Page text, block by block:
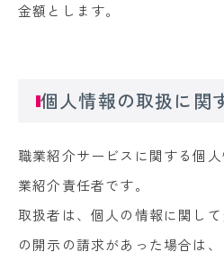
金額とします。
個人情報の取扱に関
職業紹介サービスに関する個
業紹介責任者です。
取扱者は、個人の情報に関し
の開示の請求があった場合は